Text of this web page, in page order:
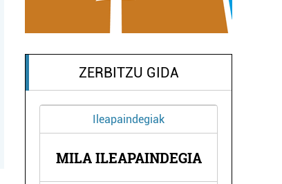
ZERBITZU GIDA
Ileapaindegiak
MILA ILEAPAINDEGIA